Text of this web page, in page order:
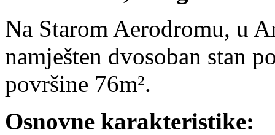
Na Starom Aerodromu, u
namješten dvosoban stan
površine 76m².
Osnovne karakteristike: